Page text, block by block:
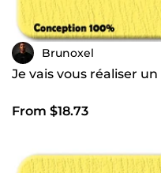
Brunoxel
Je vais vous réaliser
From $18.73